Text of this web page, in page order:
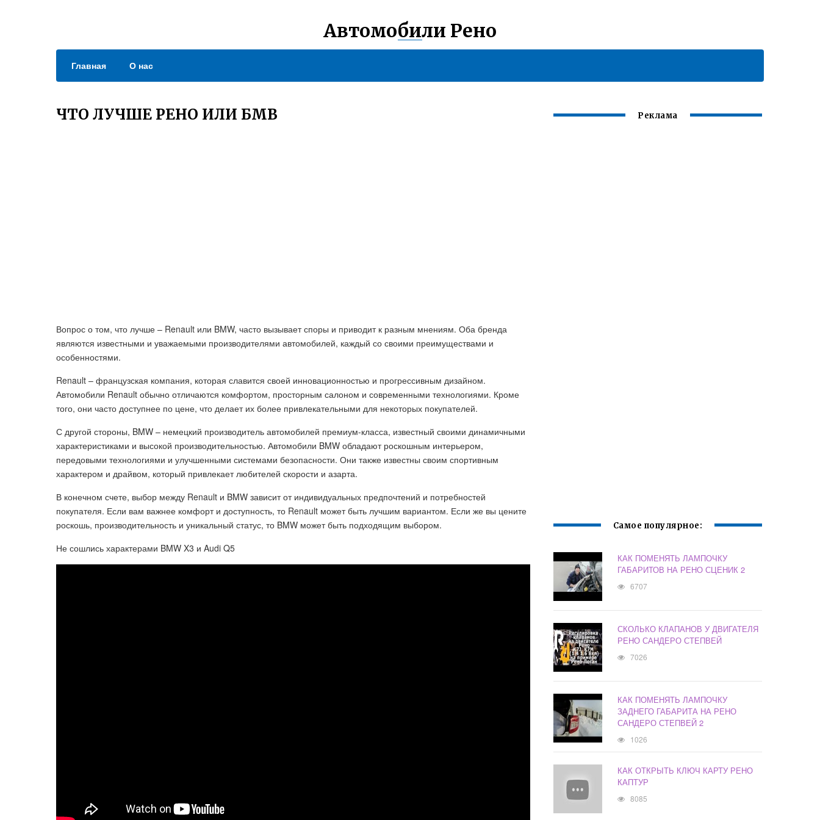
Автомобили Рено
Главная О нас
ЧТО ЛУЧШЕ РЕНО ИЛИ БМВ
Вопрос о том, что лучше – Renault или BMW, часто вызывает споры и приводит к разным мнениям. Оба бренда
являются известными и уважаемыми производителями автомобилей, каждый со своими преимуществами и
особенностями.
Renault – французская компания, которая славится своей инновационностью и прогрессивным дизайном.
Автомобили Renault обычно отличаются комфортом, просторным салоном и современными технологиями. Кроме
того, они часто доступнее по цене, что делает их более привлекательными для некоторых покупателей.
С другой стороны, BMW – немецкий производитель автомобилей премиум-класса, известный своими динамичными
характеристиками и высокой производительностью. Автомобили BMW обладают роскошным интерьером,
передовыми технологиями и улучшенными системами безопасности. Они также известны своим спортивным
характером и драйвом, который привлекает любителей скорости и азарта.
В конечном счете, выбор между Renault и BMW зависит от индивидуальных предпочтений и потребностей
покупателя. Если вам важнее комфорт и доступность, то Renault может быть лучшим вариантом. Если же вы цените
роскошь, производительность и уникальный статус, то BMW может быть подходящим выбором.
Не сошлись характерами BMW X3 и Audi Q5
Реклама
Самое популярное:
КАК ПОМЕНЯТЬ ЛАМПОЧКУ
ГАБАРИТОВ НА РЕНО СЦЕНИК 2
6707
СКОЛЬКО КЛАПАНОВ У ДВИГАТЕЛЯ
РЕНО САНДЕРО СТЕПВЕЙ
7026
КАК ПОМЕНЯТЬ ЛАМПОЧКУ
ЗАДНЕГО ГАБАРИТА НА РЕНО
САНДЕРО СТЕПВЕЙ 2
1026
КАК ОТКРЫТЬ КЛЮЧ КАРТУ РЕНО
КАПТУР
8085